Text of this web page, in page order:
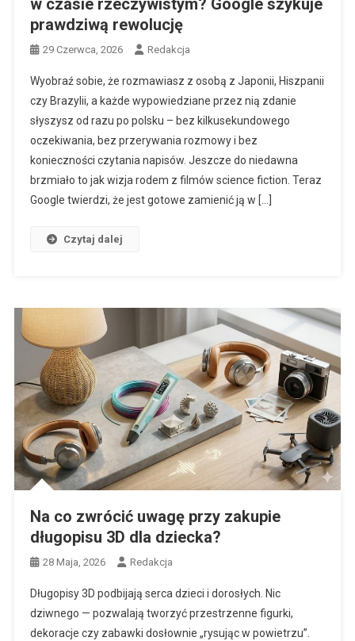
w czasie rzeczywistym? Google szykuje
prawdziwą rewolucję
29 Czerwca, 2026 Redakcja
Wyobraź sobie, że rozmawiasz z osobą z Japonii, Hiszpanii
czy Brazylii, a każde wypowiedziane przez nią zdanie
słyszysz od razu po polsku – bez kilkusekundowego
oczekiwania, bez przerywania rozmowy i bez
konieczności czytania napisów. Jeszcze do niedawna
brzmiało to jak wizja rodem z filmów science fiction. Teraz
Google twierdzi, że jest gotowe zamienić ją w […]
Czytaj dalej
Na co zwrócić uwagę przy zakupie
długopisu 3D dla dziecka?
28 Maja, 2026 Redakcja
Długopisy 3D podbijają serca dzieci i dorosłych. Nic
dziwnego — pozwalają tworzyć przestrzenne figurki,
dekoracje czy zabawki dosłownie „rysując w powietrzu”.